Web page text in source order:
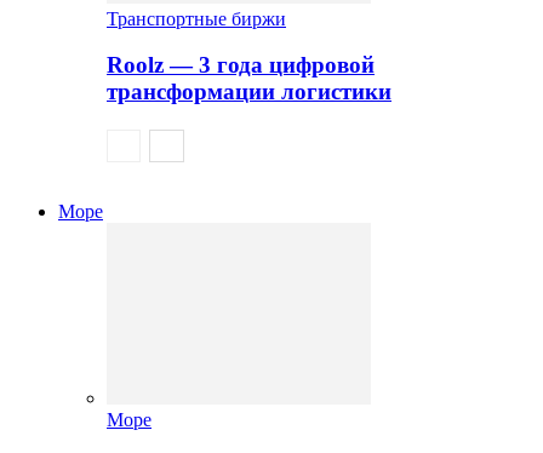
Транспортные биржи
Roolz — 3 года цифровой
трансформации логистики
Море
Море